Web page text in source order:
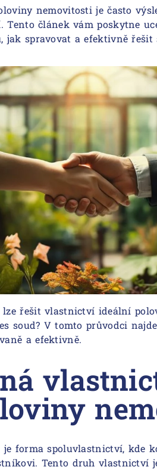
nemovitosti je často
článek vám poskytne
jak spravovat a efektivně řešit
lze řešit vlastnictví ideální
soud? V tomto průvodci
a efektivně.
forma spoluvlastnictví, kde
Tento druh vlastnictví